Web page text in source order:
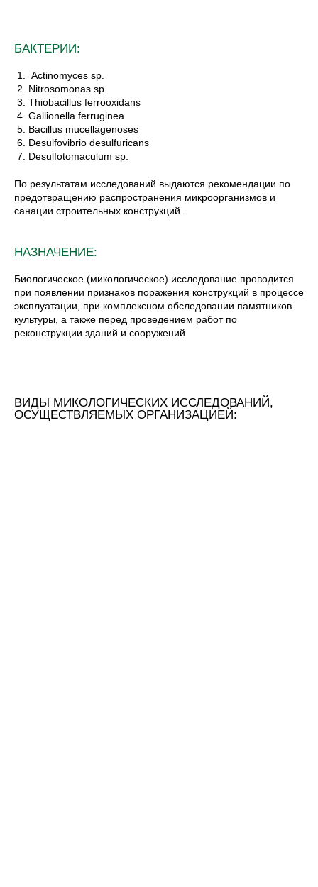
БАКТЕРИИ:
Actinomyces sp.
Nitrosomonas sp.
Thiobacillus ferrooxidans
Gallionella ferruginea
Bacillus mucellagenoses
Desulfovibrio desulfuricans
Desulfotomaculum sp.
По результатам исследований выдаются рекомендации по
предотвращению распространения микроорганизмов и
санации строительных конструкций.
НАЗНАЧЕНИЕ:
Биологическое (микологическое) исследование проводится
при появлении признаков поражения конструкций в процессе
эксплуатации, при комплексном обследовании памятников
культуры, а также перед проведением работ по
реконструкции зданий и сооружений.
ВИДЫ МИКОЛОГИЧЕСКИХ ИССЛЕДОВАНИЙ,
ОСУЩЕСТВЛЯЕМЫХ ОРГАНИЗАЦИЕЙ: